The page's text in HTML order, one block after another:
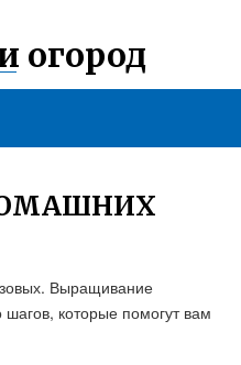
огород
Выращивание
которые помогут вам